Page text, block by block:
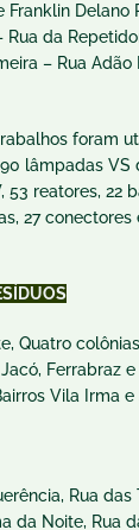
Franklin Delano
Rua da
– Rua Adão
foram
lâmpadas VS
53 reatores, 22
27 conectores
Quatro
Ferrabraz
Vila Irma e
Rua das
da Noite, Rua